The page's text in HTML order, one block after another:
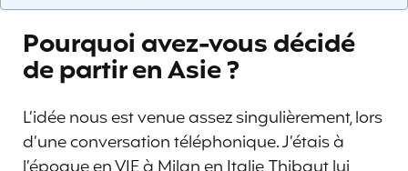
Pourquoi avez-vous décidé
de partir en Asie ?
L’idée nous est venue assez singulièrement, lors
d’une conversation téléphonique. J’étais à